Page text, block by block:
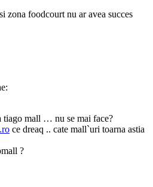
zona foodcourt nu ar avea succes
tiago mall … nu se mai face?
ce dreaq .. cate mall`uri toarna astia
?